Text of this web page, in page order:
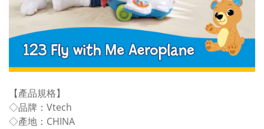
【產品規格】
◇品牌：Vtech
◇產地：CHINA